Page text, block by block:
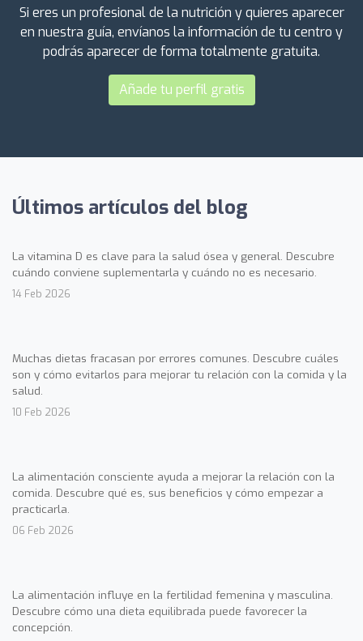
Si eres un profesional de la nutrición y quieres aparecer
en nuestra guía, envíanos la información de tu centro y
podrás aparecer de forma totalmente gratuita.
Añade tu perfil gratis
Últimos artículos del blog
La vitamina D es clave para la salud ósea y general. Descubre
cuándo conviene suplementarla y cuándo no es necesario.
14 Feb 2026
Muchas dietas fracasan por errores comunes. Descubre cuáles
son y cómo evitarlos para mejorar tu relación con la comida y la
salud.
10 Feb 2026
La alimentación consciente ayuda a mejorar la relación con la
comida. Descubre qué es, sus beneficios y cómo empezar a
practicarla.
06 Feb 2026
La alimentación influye en la fertilidad femenina y masculina.
Descubre cómo una dieta equilibrada puede favorecer la
concepción.